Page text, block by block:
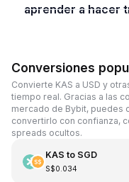
aprender a hacer
Conversiones
Convierte KAS a USD y
tiempo real. Gracias a las
mercado de Bybit, puedes
convertirlo con confianza,
spreads ocultos.
KAS to SGD
S$0.034